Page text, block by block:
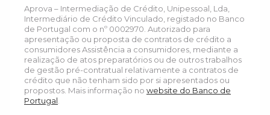
Aprova – Intermediação de Crédito, Unipessoal, Lda,
Intermediário de Crédito Vinculado, registado no Banco
de Portugal com o nº 0002970. Autorizado para
apresentação ou proposta de contratos de crédito a
consumidores Assistência a consumidores, mediante a
realização de atos preparatórios ou de outros trabalhos
de gestão pré-contratual relativamente a contratos de
crédito que não tenham sido por si apresentados ou
propostos. Mais informação no website do Banco de
Portugal